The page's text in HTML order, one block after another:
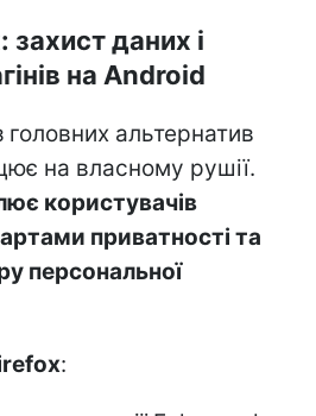
даних і
на Android
альтернатив
на власному рушії.
користувачів
приватності та
персональної
: